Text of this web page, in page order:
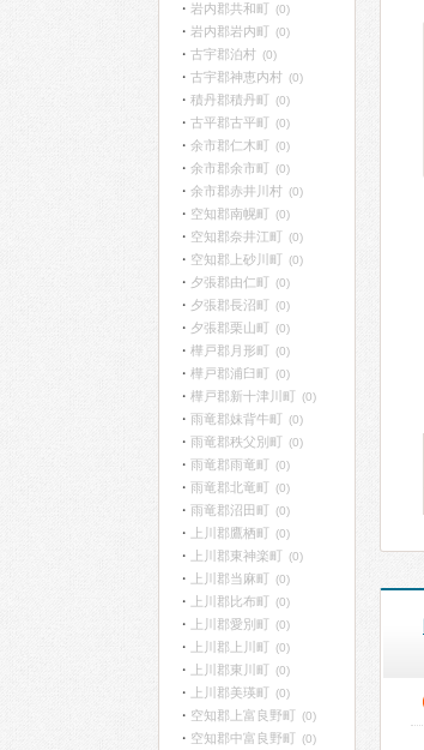
岩内郡共和町 (0)
岩内郡岩内町 (0)
古宇郡泊村 (0)
古宇郡神恵内村 (0)
積丹郡積丹町 (0)
古平郡古平町 (0)
余市郡仁木町 (0)
余市郡余市町 (0)
余市郡赤井川村 (0)
空知郡南幌町 (0)
空知郡奈井江町 (0)
空知郡上砂川町 (0)
夕張郡由仁町 (0)
夕張郡長沼町 (0)
夕張郡栗山町 (0)
樺戸郡月形町 (0)
樺戸郡浦臼町 (0)
樺戸郡新十津川町 (0)
雨竜郡妹背牛町 (0)
雨竜郡秩父別町 (0)
雨竜郡雨竜町 (0)
雨竜郡北竜町 (0)
雨竜郡沼田町 (0)
上川郡鷹栖町 (0)
上川郡東神楽町 (0)
上川郡当麻町 (0)
上川郡比布町 (0)
上川郡愛別町 (0)
上川郡上川町 (0)
上川郡東川町 (0)
上川郡美瑛町 (0)
空知郡上富良野町 (0)
空知郡中富良野町 (0)